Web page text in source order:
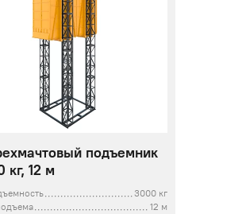
подъемник
кг, 12 м
3000 кг
12 м